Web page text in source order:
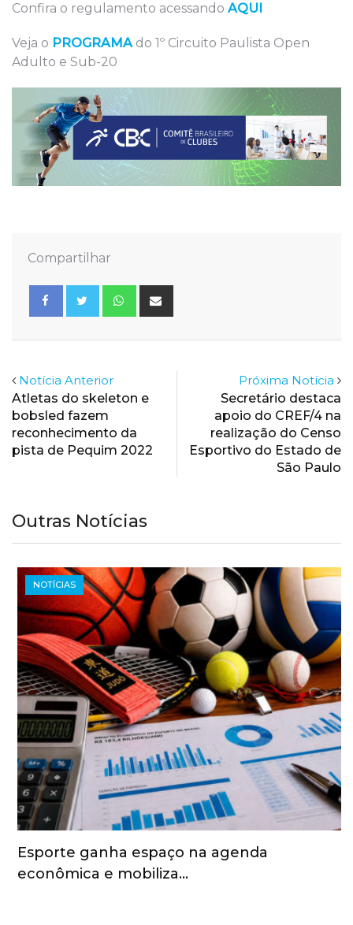
Confira o regulamento acessando AQUI
Veja o PROGRAMAdo 1º Circuito Paulista Open
Adulto e Sub-20
Compartilhar
Whatsapp
Notícia Anterior
Atletas do skeleton e
bobsled fazem
reconhecimento da
pista de Pequim 2022
Próxima Notícia
Secretário destaca
apoio do CREF/4 na
realização do Censo
Esportivo do Estado de
São Paulo
Outras Notícias
NOTÍCIAS
Esporte ganha espaço na agenda
econômica e mobiliza…